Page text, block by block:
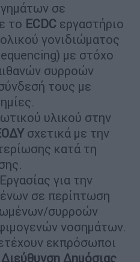
σε
το ECDC εργαστήριο
γονιδιώματος
με στόχο
συρροών
τους με
υλικού στην
σχετικά με την
κατά τη
για την
σε περίπτωση
συρροών
νοσημάτων.
εκπρόσωποι
Δημόσιας